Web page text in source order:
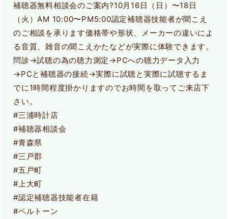
補聴器無料相談会のご案内?10月16日（日）〜18日
（火）AM 10:00〜PM5:00認定補聴器技能者が聞こえ
のご相談を承ります価格帯や形状、メーカーの違いによ
る音質、雑音の聞こえかたなどが実際に体験できます。
問診→試聴の為の聴力測定→PCへの聴力データ入力
→PCと補聴器の接続→実際に試聴と実際に試聴するま
でに1時間程度掛かりますのでお時間を取ってご来店下
さい。
#三浦時計店
#補聴器相談会
#青森県
#三戸郡
#五戸町
#上大町
#認定補聴器技能者在籍
#ベルトーン